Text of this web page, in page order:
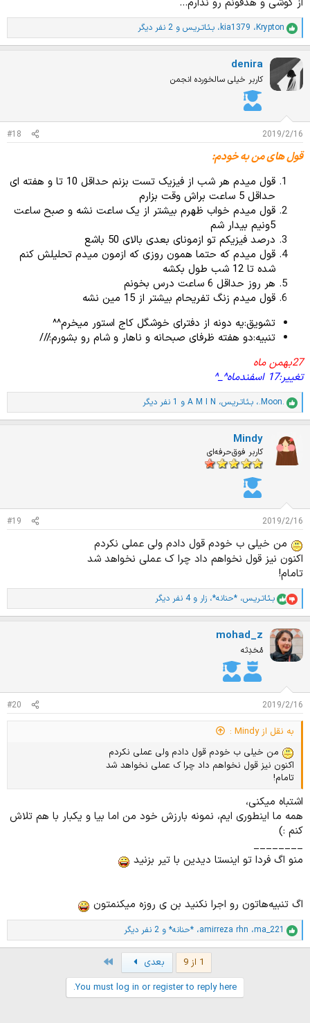
از گوشی و هدفونم رو ندارم...
ا
م
ت
ی
ا
ز
:
Krypton، kia1379، بـئـاتـریـس و 2 نفر دیگر
denira
کاربر خیلی سالخورده انجمن
2019/2/16
#18
قول های من به خودم:
قول میدم هر شب از فیزیک تست بزنم حداقل 10 تا و هفته ای
حداقل 5 ساعت براش وقت بزارم
قول میدم خواب ظهرم بیشتر از یک ساعت نشه و صبح ساعت
5ونیم بیدار شم
درصد فیزیکم تو ازمونای بعدی بالای 50 باشع
قول میدم که حتما همون روزی که ازمون میدم تحلیلش کنم
شده تا 12 شب طول بکشه
هر روز حداقل 6 ساعت درس بخونم
قول میدم زنگ تفریحام بیشتر از 15 مین نشه
تشویق:یه دونه از دفترای خوشگل کاج استور میخرم^^
تنبیه:دو هفته ظرفای صبحانه و ناهار و شام رو بشورم:///
27بهمن ماه
تغییر:17 اسفندماه^_^
ا
م
ا
ز
.Moon.، بـئـاتـریـس، A M I N و 1 نفر دیگر
Mindy
کاربر فوق‌حرفه‌ای
2019/2/16
#19
من خیلی ب خودم قول دادم ولی عملی نکردم
اکنون نیز قول نخواهم داد چرا ک عملی نخواهد شد
تامام!
ا
م
ت
ی
ز
:
بـئـاتـریـس، *حنانه*، زار و 4 نفر دیگر
mohad_z
مُحَدِثه
2019/2/16
#20
به نقل از Mindy :
من خیلی ب خودم قول دادم ولی عملی نکردم
اکنون نیز قول نخواهم داد چرا ک عملی نخواهد شد
تامام!
اشتباه میکنی،
همه ما اینطوری ایم، نمونه بارزش خود من اما بیا و یکبار با هم تلاش
کنم :)
________
منو اگ فردا تو اینستا دیدین با تیر بزنید
اگ تنبیه‌هاتون رو اجرا نکنید بن ی روزه میکنمتون
ا
م
ma_221، amirreza rhn، *حنانه* و 2 نفر دیگر
1 از 9 بعدی
You must log in or register to reply here.